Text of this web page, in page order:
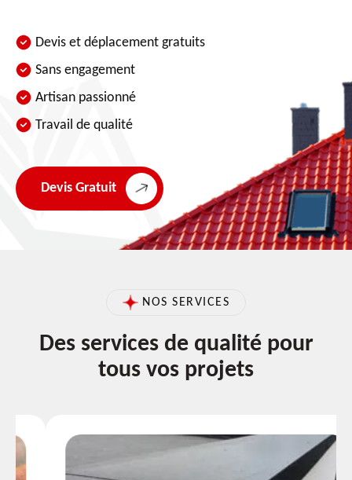
Devis et déplacement gratuits
Sans engagement
Artisan passionné
Travail de qualité
Devis Gratuit
NOS SERVICES
Des services de qualité pour
tous vos projets